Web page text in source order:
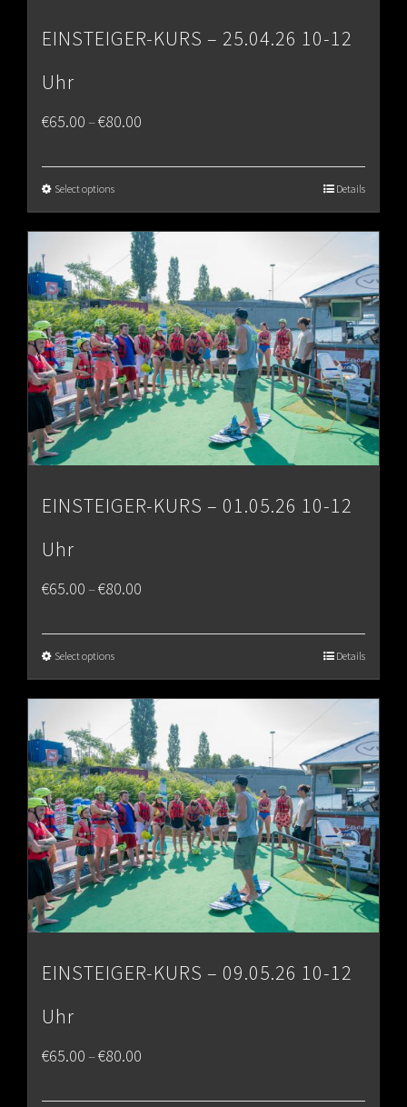
EINSTEIGER-KURS – 25.04.26 10-12
Uhr
€65.00–€80.00
€80.00
Select options Details
EINSTEIGER-KURS – 01.05.26 10-12
Uhr
€65.00–€80.00
€80.00
Select options Details
EINSTEIGER-KURS – 09.05.26 10-12
Uhr
€65.00–€80.00